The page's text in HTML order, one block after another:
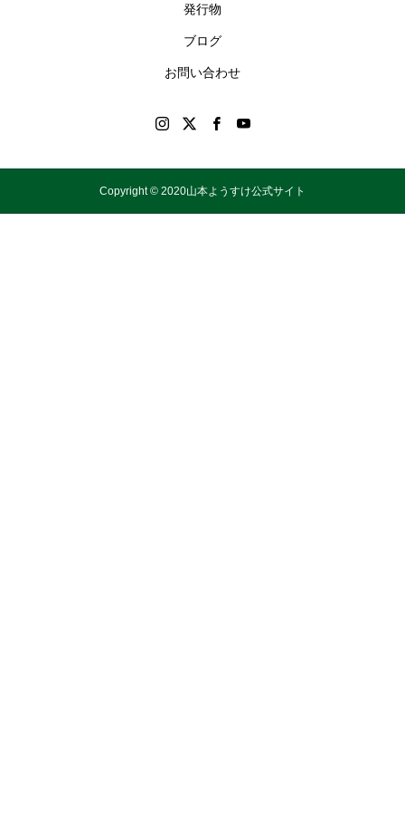
発行物
ブログ
お問い合わせ
Copyright © 2020山本ようすけ公式サイト